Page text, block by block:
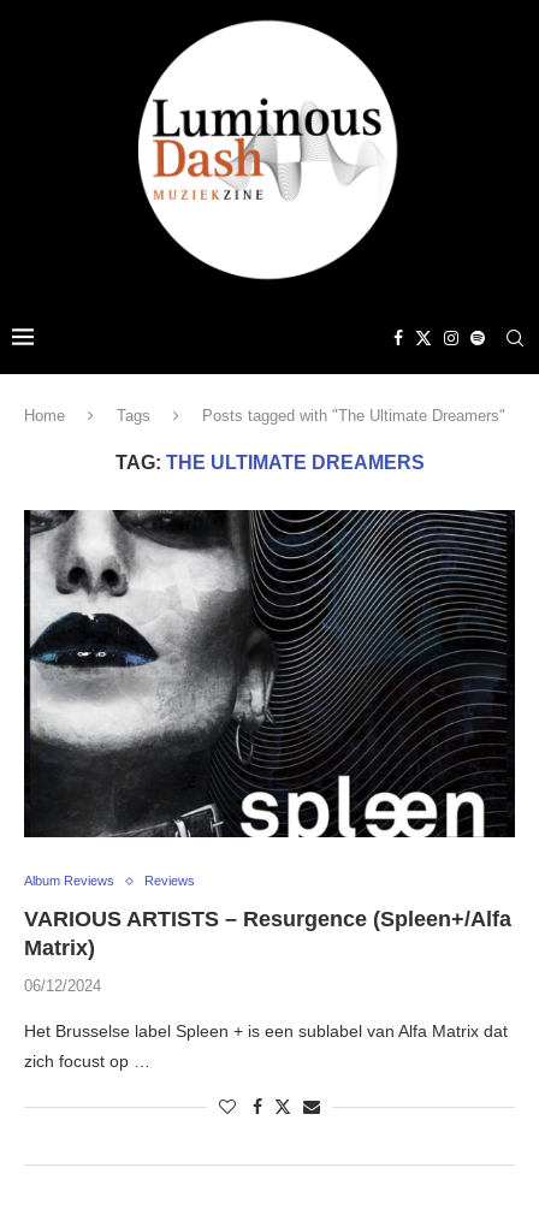
Home Tags Posts tagged with "The Ultimate Dreamers"
TAG: THE ULTIMATE DREAMERS
Album Reviews Reviews
VARIOUS ARTISTS – Resurgence (Spleen+/Alfa
Matrix)
06/12/2024
Het Brusselse label Spleen + is een sublabel van Alfa Matrix dat
zich focust op …